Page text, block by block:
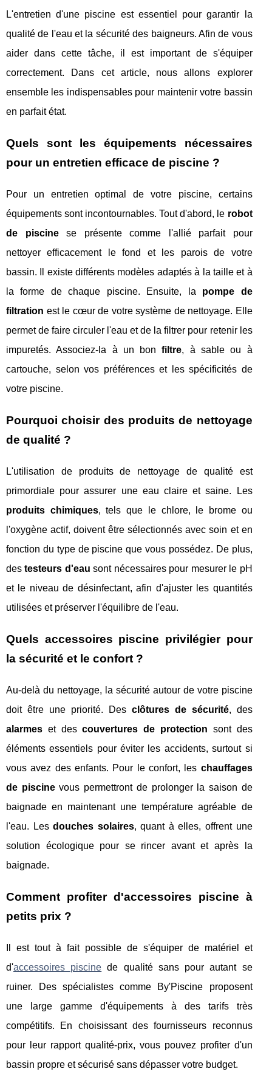
L'entretien d'une piscine est essentiel pour garantir la
qualité de l'eau et la sécurité des baigneurs. Afin de vous
aider dans cette tâche, il est important de s'équiper
correctement. Dans cet article, nous allons explorer
ensemble les indispensables pour maintenir votre bassin
en parfait état.
Quels sont les équipements nécessaires
pour un entretien efficace de piscine ?
Pour un entretien optimal de votre piscine, certains
équipements sont incontournables. Tout d'abord, le robot
de piscinese présente comme l'allié parfait pour
nettoyer efficacement le fond et les parois de votre
bassin. Il existe différents modèles adaptés à la taille et à
la forme de chaque piscine. Ensuite, la pompe de
filtration est le cœur de votre système de nettoyage. Elle
permet de faire circuler l'eau et de la filtrer pour retenir les
impuretés. Associez-la à un bonfiltre, à sable ou à
cartouche, selon vos préférences et les spécificités de
votre piscine.
Pourquoi choisir des produits de nettoyage
de qualité ?
L'utilisation de produits de nettoyage de qualité est
primordiale pour assurer une eau claire et saine. Les
produits chimiques, tels que le chlore, le brome ou
l'oxygène actif, doivent être sélectionnés avec soin et en
fonction du type de piscine que vous possédez. De plus,
destesteurs d'eau sont nécessaires pour mesurer le pH
et le niveau de désinfectant, afin d'ajuster les quantités
utilisées et préserver l'équilibre de l'eau.
Quels accessoires piscine privilégier pour
la sécurité et le confort ?
Au-delà du nettoyage, la sécurité autour de votre piscine
doit être une priorité. Des clôtures de sécurité, des
alarmes et descouvertures de protection sont des
éléments essentiels pour éviter les accidents, surtout si
vous avez des enfants. Pour le confort, les chauffages
de piscinevous permettront de prolonger la saison de
baignade en maintenant une température agréable de
l'eau. Lesdouches solaires, quant à elles, offrent une
solution écologique pour se rincer avant et après la
baignade.
Comment profiter d'accessoires piscine à
petits prix ?
Il est tout à fait possible de s'équiper de matériel et
d'accessoires piscine de qualité sans pour autant se
ruiner. Des spécialistes comme By'Piscine proposent
une large gamme d'équipements à des tarifs très
compétitifs. En choisissant des fournisseurs reconnus
pour leur rapport qualité-prix, vous pouvez profiter d'un
bassin propre et sécurisé sans dépasser votre budget.